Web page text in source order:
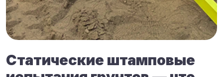
Статические штамповые